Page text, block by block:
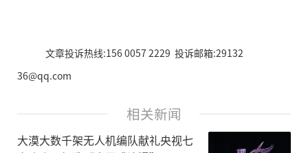
文章投诉热线:156 0057 2229 投诉邮箱:29132
36@qq.com
相关新闻
大漠大数千架无人机编队献礼央视七